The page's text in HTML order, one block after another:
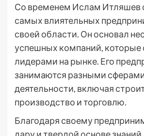
Со временем Ислам Итляшев
самых влиятельных
своей области. Он основал
успешных компаний, которые
лидерами на рынке. Его
занимаются разными
деятельности, включая
производство и торговлю.
Благодаря своему